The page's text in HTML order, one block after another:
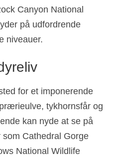
Canyon National
på udfordrende
niveauer.
for et imponerende
tykhornsfår og
kan nyde at se på
Cathedral Gorge
National Wildlife